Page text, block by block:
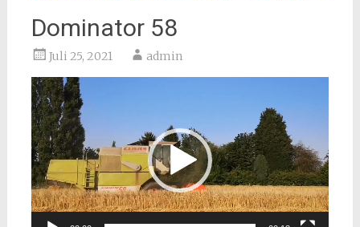
Dominator 58
Juli 25, 2021 admin